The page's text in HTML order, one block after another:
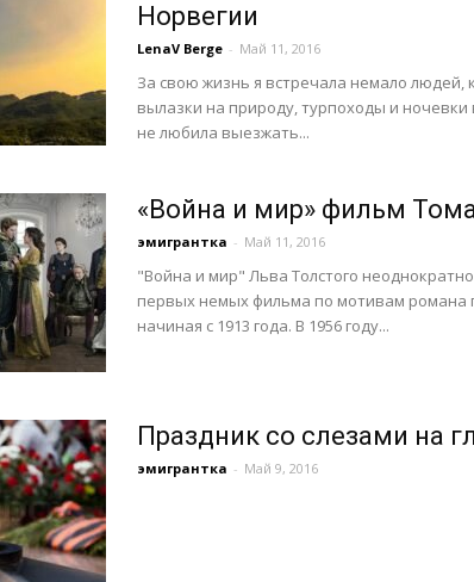
Норвегии
LenaV Berge - Май 11, 2016
За свою жизнь я встречала немало людей,
вылазки на природу, турпоходы и ночевки
не любила выезжать...
«Война и мир» фильм
эмигрантка - Май 11, 2016
"Война и мир" Льва Толстого
первых немых фильма по мотивам романа
начиная с 1913 года. В 1956 году...
Праздник со слезами на
эмигрантка - Май 9, 2016